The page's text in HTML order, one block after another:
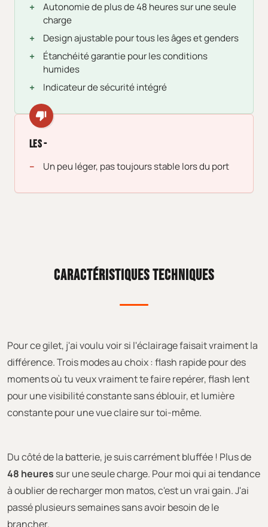
Autonomie de plus de 48 heures sur une seule
charge
Design ajustable pour tous les âges et genders
Étanchéité garantie pour les conditions
humides
Indicateur de sécurité intégré
Les -
Un peu léger, pas toujours stable lors du port
CARACTÉRISTIQUES TECHNIQUES
Pour ce gilet, j'ai voulu voir si l'éclairage faisait vraiment la
différence. Trois modes au choix : flash rapide pour des
moments où tu veux vraiment te faire repérer, flash lent
pour une visibilité constante sans éblouir, et lumière
constante pour une vue claire sur toi-même.
Du côté de la batterie, je suis carrément bluffée ! Plus de
48 heures sur une seule charge. Pour moi qui ai tendance
à oublier de recharger mon matos, c'est un vrai gain. J'ai
passé plusieurs semaines sans avoir besoin de le
brancher.